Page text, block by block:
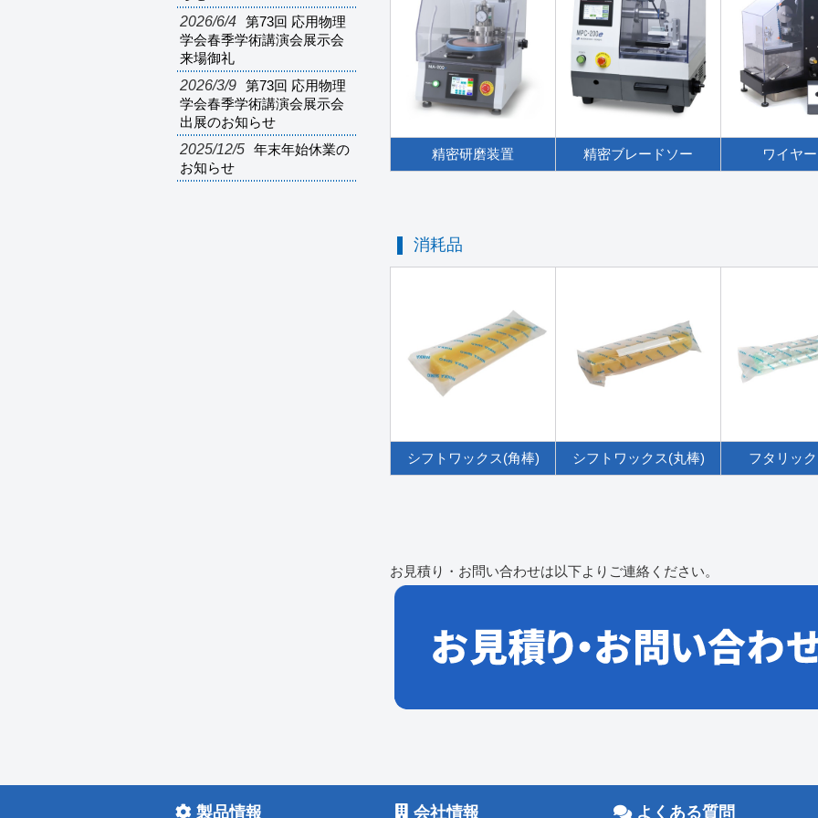
精密研磨装置 精密ブレードソー ワイヤ
消耗品
シフトワックス(角棒) シフトワックス(丸棒) フタリッ
お見積り・お問い合わせは以下よりご連絡ください。
2026/6/4
第73回 応用物理
学会春季学術講演会展示会
来場御礼
2026/3/9
第73回 応用物理
学会春季学術講演会展示会
出展のお知らせ
2025/12/5
年末年始休業の
お知らせ
製品情報 会社情報 よくある質問